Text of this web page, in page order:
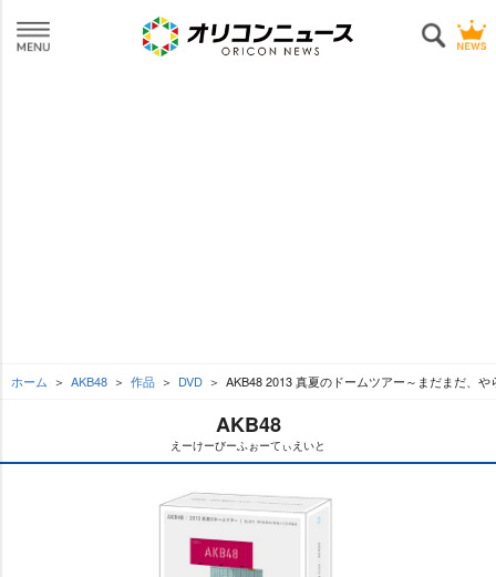
ホーム AKB48 作品 DVD AKB48 2013 真夏のドームツアー～まだまだ、
AKB48
えーけーびーふぉーてぃえいと